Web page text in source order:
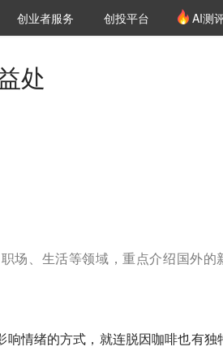
创投氪堂
创业者服务 创投平台 AI测
处
场、生活等领域，重点介绍国外的
情绪的方式，就连脱因咖啡也有独